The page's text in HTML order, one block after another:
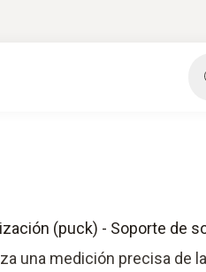
(puck) - Soporte de
una medición precisa de